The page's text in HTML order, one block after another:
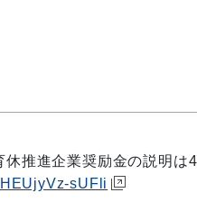
推進企業奨励金の説明は
sUFli